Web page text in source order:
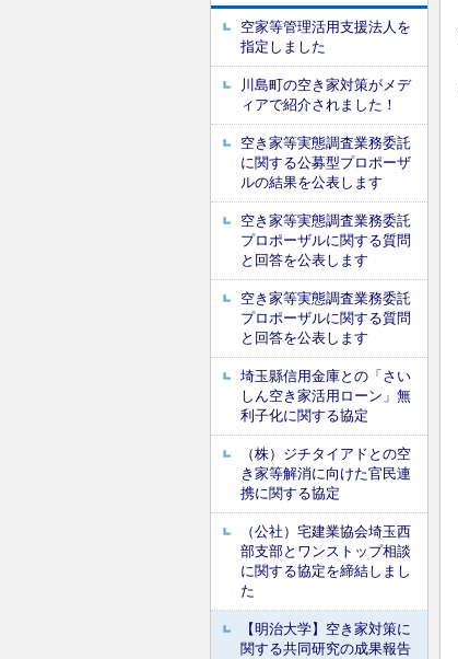
空家等管理活用支援法人を
指定しました
川島町の空き家対策がメデ
ィアで紹介されました！
空き家等実態調査業務委託
に関する公募型プロポーザ
ルの結果を公表します
空き家等実態調査業務委託
プロポーザルに関する質問
と回答を公表します
空き家等実態調査業務委託
プロポーザルに関する質問
と回答を公表します
埼玉縣信用金庫との「さい
しん空き家活用ローン」無
利子化に関する協定
（株）ジチタイアドとの空
き家等解消に向けた官民連
携に関する協定
（公社）宅建業協会埼玉西
部支部とワンストップ相談
に関する協定を締結しまし
た
【明治大学】空き家対策に
関する共同研究の成果報告